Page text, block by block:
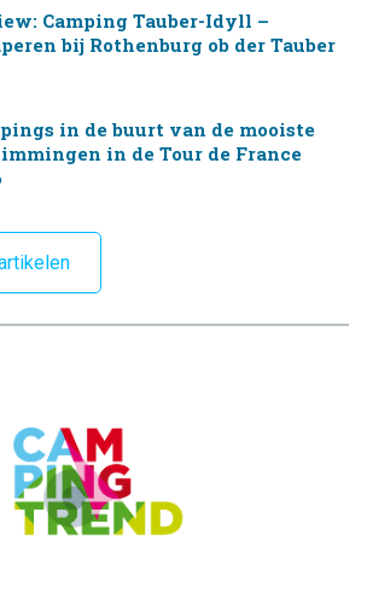
Camping Tauber-Idyll –
bij Rothenburg ob der Tauber
in de buurt van de mooiste
in de Tour de France